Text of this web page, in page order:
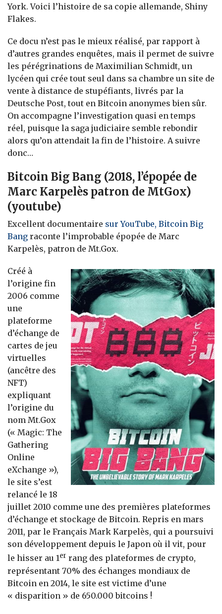
York. Voici l’histoire de sa copie allemande, Shiny
Flakes.
Ce docu n’est pas le mieux réalisé, par rapport à
d’autres grandes enquêtes, mais il permet de suivre
les pérégrinations de Maximilian Schmidt, un
lycéen qui crée tout seul dans sa chambre un site de
vente à distance de stupéfiants, livrés par la
Deutsche Post, tout en Bitcoin anonymes bien sûr.
On accompagne l’investigation quasi en temps
réel, puisque la saga judiciaire semble rebondir
alors qu’on attendait la fin de l’histoire. A suivre
donc…
Bitcoin Big Bang (2018, l’épopée de
Marc Karpelès patron de MtGox)
(youtube)
Excellent documentaire sur YouTube, Bitcoin Big
Bang raconte l’improbable épopée de Marc
Karpelès, patron de Mt.Gox.
Créé à
l’origine fin
2006 comme
une
plateforme
d’échange de
cartes de jeu
virtuelles
(ancêtre des
NFT)
expliquant
l’origine du
nom Mt.Gox
(« Magic: The
Gathering
Online
eXchange »),
le site s’est
relancé le 18
juillet 2010 comme une des premières plateformes
d’échange et stockage de Bitcoin. Repris en mars
2011, par le Français Mark Karpelès, qui a poursuivi
son développement depuis le Japon où il vit, pour
le hisser au 1er rang des plateformes de crypto,
représentant 70% des échanges mondiaux de
Bitcoin en 2014, le site est victime d’une
« disparition » de 650.000 bitcoins !